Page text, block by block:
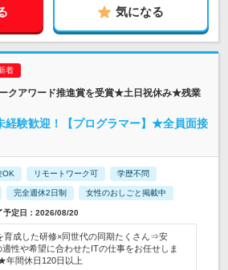
気になる
クアワード推進賞を受賞★土日祝休み★残業
経験歓迎！【プログラマー】★全員面接
OK リモートワーク可 学歴不問
完全週休2日制 女性のおしごと掲載中
定日：2026/08/20
育成した研修×同世代の同期たくさん⇒安
性や希望に合わせたITの仕事をお任せしま
間休日120日以上